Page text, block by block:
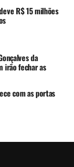
R$ 15 milhões
da
irão fechar as
com as portas